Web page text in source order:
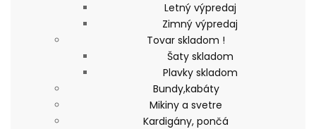
Letný výpredaj
Zimný výpredaj
Tovar skladom !
Šaty skladom
Plavky skladom
Bundy,kabáty
Mikiny a svetre
Kardigány, pončá